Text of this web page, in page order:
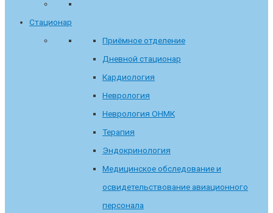
Стационар
Приёмное отделение
Дневной стационар
Кардиология
Неврология
Неврология ОНМК
Терапия
Эндокринология
Медицинское обследование и
освидетельствование авиационного
персонала